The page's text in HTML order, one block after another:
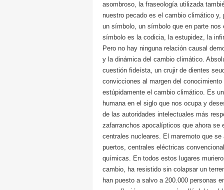
asombroso, la fraseología utilizada
nuestro pecado es el cambio climático
un símbolo, un símbolo que en parte
símbolo es la codicia, la estupidez, la
Pero no hay ninguna relación causal
y la dinámica del cambio climático.
cuestión fideísta, un crujir de dientes
convicciones al margen del
estúpidamente el cambio climático. Es
humana en el siglo que nos ocupa y
de las autoridades intelectuales más
zafarranchos apocalípticos que ahora
centrales nucleares. El maremoto que
puertos, centrales eléctricas
químicas. En todos estos lugares
cambio, ha resistido sin colapsar un
han puesto a salvo a 200.000 personas